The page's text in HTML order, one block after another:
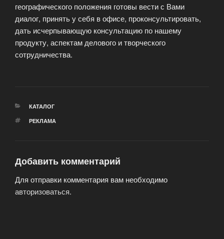
географического положения готовы вести с Вами
диалог, принять у себя в офисе, проконсультировать,
дать исчерпывающую консультацию по нашему
продукту, аспектам делового и творческого
сотрудничества.
РУБРИКИ
КАТАЛОГ
МЕТКИ
РЕКЛАМА
Добавить комментарий
Для отправки комментария вам необходимо
авторизоваться.